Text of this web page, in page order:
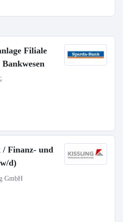
Filiale
/ Finanz- und
d)
GmbH